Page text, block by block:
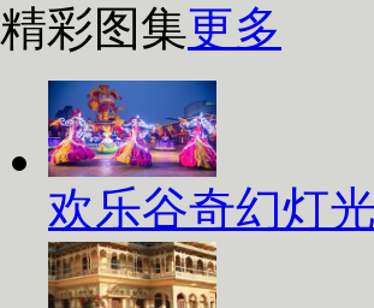
精彩图集更多
欢乐谷奇幻灯